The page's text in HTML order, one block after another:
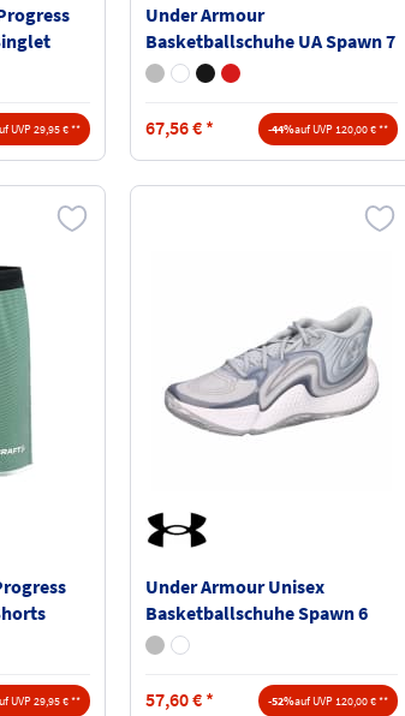
UVP 29,95 € **
Under Armour
Basketballschuhe UA Spawn 7
Mid 6000753
67,56€ * -44%auf UVP 120,00 € **
UVP 29,95 € **
Under Armour Unisex
Basketballschuhe Spawn 6
Mid 3027647
57,60€ * -52%auf UVP 120,00 € **